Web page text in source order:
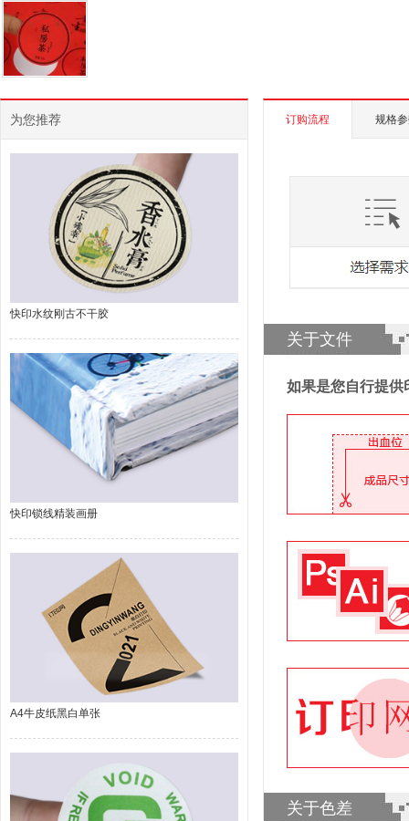
为您推荐
快印水纹刚古不干胶
快印锁线精装画册
A4牛皮纸黑白单张
订购流程 规格
关于文件
如果是您自行提供
关于色差